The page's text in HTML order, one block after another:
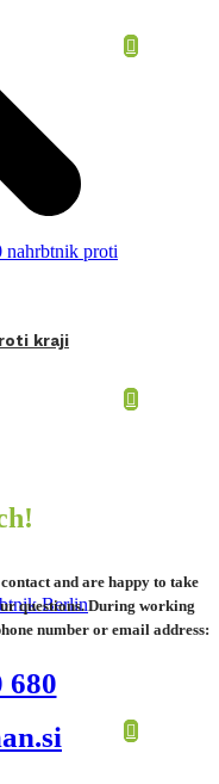
kraji
and are happy to take
questions. During working
number or email address:
680